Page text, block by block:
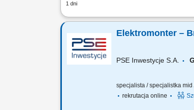
1 dni
Budowa i montaż
Elektromonter –
PSE Inwestycje S.A.
specjalista / specjalistka
rekrutacja online